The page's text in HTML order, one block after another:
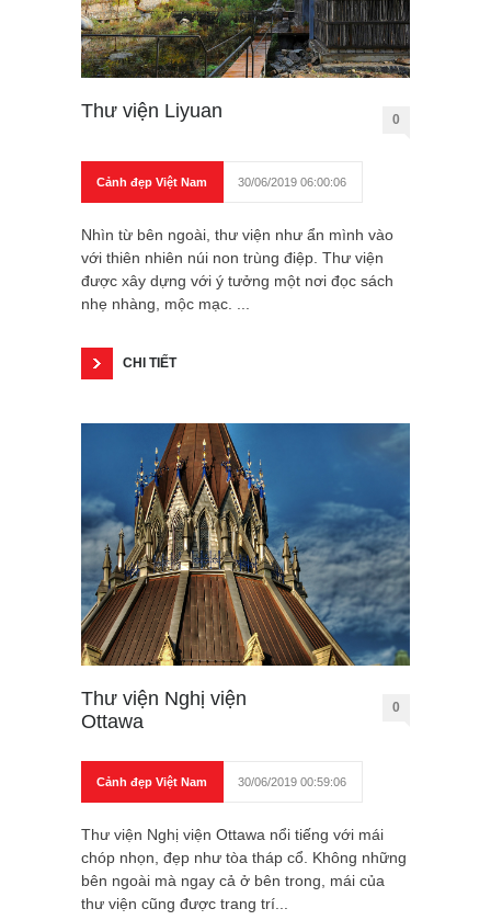
Thư viện Liyuan 0
Cảnh đẹp Việt Nam 30/06/2019 06:00:06
Nhìn từ bên ngoài, thư viện như ẩn mình vào
với thiên nhiên núi non trùng điệp. Thư viện
được xây dựng với ý tưởng một nơi đọc sách
nhẹ nhàng, mộc mạc. ...
CHI TIẾT
Thư viện Nghị viện
Ottawa
0
Cảnh đẹp Việt Nam 30/06/2019 00:59:06
Thư viện Nghị viện Ottawa nổi tiếng với mái
chóp nhọn, đẹp như tòa tháp cổ. Không những
bên ngoài mà ngay cả ở bên trong, mái của
thư viện cũng được trang trí...